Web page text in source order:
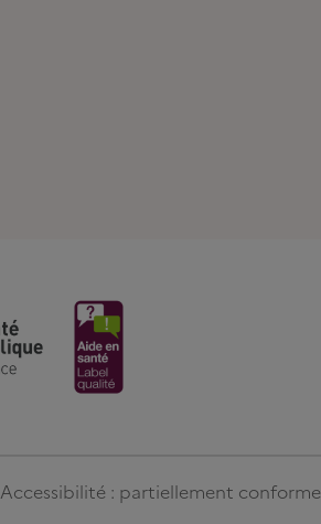
Accessibilité : partiellement conforme